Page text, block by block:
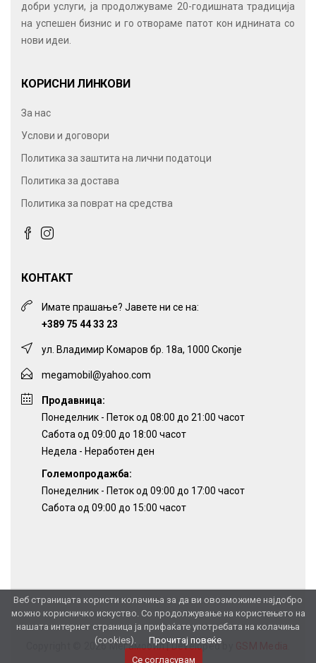
Веб страницата користи колачиња за да ви овозможиме најдобро
можно корисничко искуство. Со продолжување на користењето на
нашата интернет страница ја прифаќате употребата на колачиња
(cookies).
Прочитај повеќе
Се согласувам
добри услуги, ја продолжуваме 20-годишната традиција
на успешен бизнис и го отвораме патот кон иднината со
нови идеи.
КОРИСНИ ЛИНКОВИ
За нас
Услови и договори
Политика за заштита на лични податоци
Политика за достава
Политика за поврат на средства
КОНТАКТ
Имате прашање? Јавете ни се на:
+389 75 44 33 23
ул. Владимир Комаров бр. 18а, 1000 Скопје
megamobil@yahoo.com
Продавница:
Понеделник - Петок од 08:00 до 21:00 часот
Сабота од 09:00 до 18:00 часот
Недела - Неработен ден
Големопродажба:
Понеделник - Петок од 09:00 до 17:00 часот
Сабота од 09:00 до 15:00 часот
Copyright © 2026 Мегамобил |Developed by